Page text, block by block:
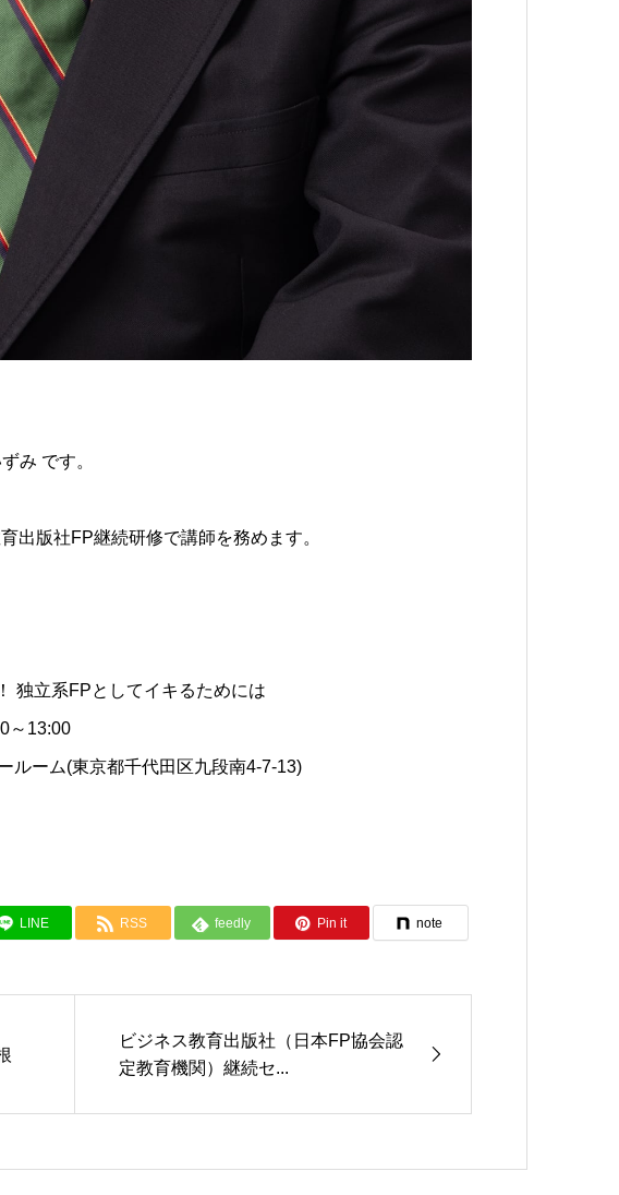
み です。
出版社FP継続研修で講師を務めます。
独立系FPとしてイキるためには
～13:00
ーム(東京都千代田区九段南4-7-13)
LINE RSS feedly Pin it note
ビジネス教育出版社（日本FP協会認
定教育機関）継続セ...